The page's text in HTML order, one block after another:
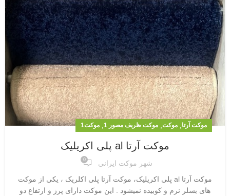
موکت آرتا موکت موکت ظریف مصور 1 موکت1
موکت آرتا al پلی اکریلیک
شهر موکت ایرانی 0
موکت آرتا al پلی اکریلیک، موکت آرتا پلی اکلریک ، یکی از موکت
های بسلر نرم و کوبیده نمیشود . این موکت دارای پرز و ارتفاع دو